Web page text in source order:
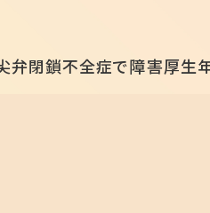
弁閉鎖不全症で障害厚生